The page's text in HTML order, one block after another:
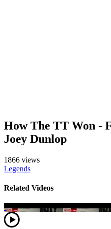
How The TT Won -
Joey Dunlop
1866 views
Legends
Related Videos